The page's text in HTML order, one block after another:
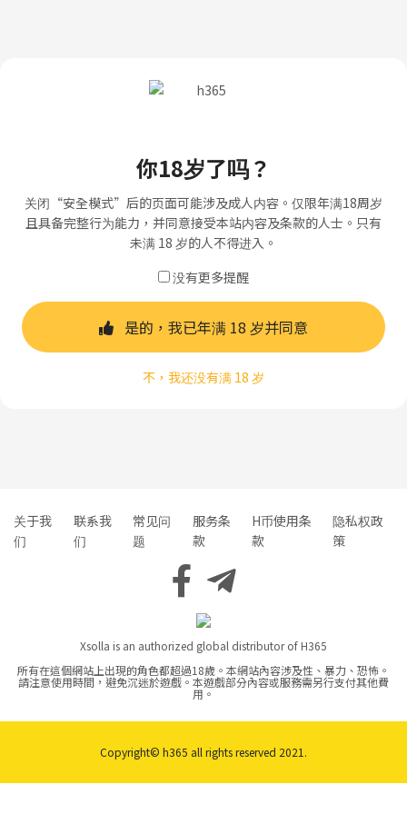
你18岁了吗？
关闭“安全模式”后的页面可能涉及成人内容。仅限年满18周岁
且具备完整行为能力，并同意接受本站内容及条款的人士。只有
未满 18 岁的人不得进入。
没有更多提醒
是的，我已年满 18 岁并同意
不，我还没有满 18 岁
关于我
们
联系我
们
常见问
题
服务条
款
H币使用条
款
隐私权政
策
Xsolla is an authorized global distributor of H365
所有在這個網站上出現的角色都超過18歲。本網站內容涉及性、暴力、恐怖。
請注意使用時間，避免沉迷於遊戲。本遊戲部分內容或服務需另行支付其他費
用。
Copyright© h365 all rights reserved 2021.